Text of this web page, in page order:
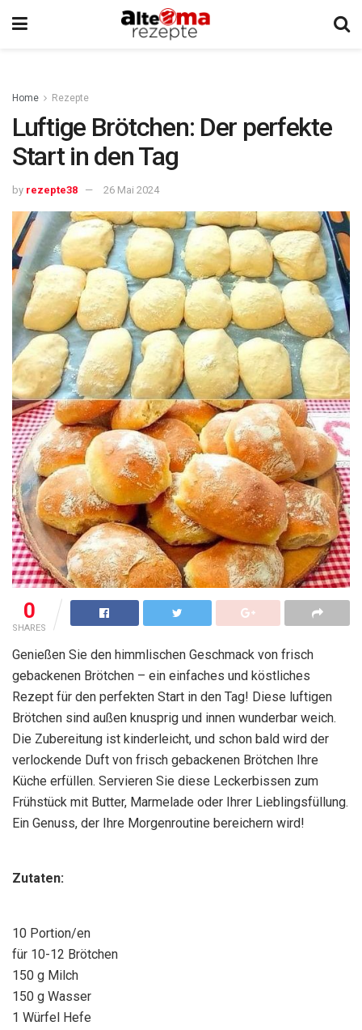
Home Rezepte
Luftige Brötchen: Der perfekte
Start in den Tag
by rezepte38 26 Mai 2024
0
SHARES
Genießen Sie den himmlischen Geschmack von frisch
gebackenen Brötchen – ein einfaches und köstliches
Rezept für den perfekten Start in den Tag! Diese luftigen
Brötchen sind außen knusprig und innen wunderbar weich.
Die Zubereitung ist kinderleicht, und schon bald wird der
verlockende Duft von frisch gebackenen Brötchen Ihre
Küche erfüllen. Servieren Sie diese Leckerbissen zum
Frühstück mit Butter, Marmelade oder Ihrer Lieblingsfüllung.
Ein Genuss, der Ihre Morgenroutine bereichern wird!
Zutaten:
10 Portion/en
für 10-12 Brötchen
150 g Milch
150 g Wasser
1 Würfel Hefe